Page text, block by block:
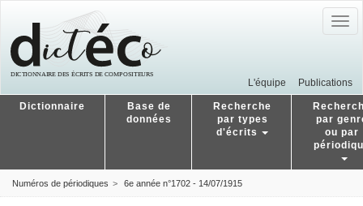
L'équipe Publications
Dictionnaire
Base de
données
Recherche
par types
d'écrits
par
ou par
Numéros de périodiques 6e année n°1702 - 14/07/1915